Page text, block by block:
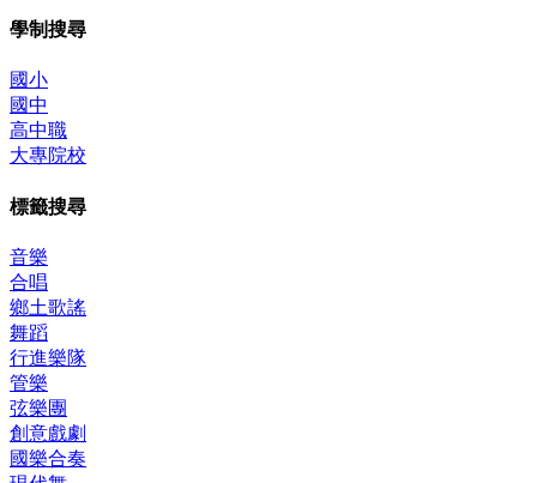
學制搜尋
國小
國中
高中職
大專院校
標籤搜尋
音樂
合唱
鄉土歌謠
舞蹈
行進樂隊
管樂
弦樂團
創意戲劇
國樂合奏